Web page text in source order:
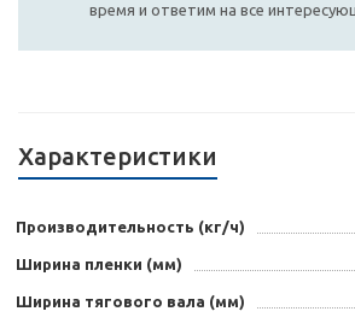
время и ответим на все
Характеристики
Производительность (кг/ч)
Ширина пленки (мм)
Ширина тягового вала (мм)